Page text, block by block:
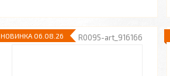
R0095-art_916166
НОВИНКА 06.08.26